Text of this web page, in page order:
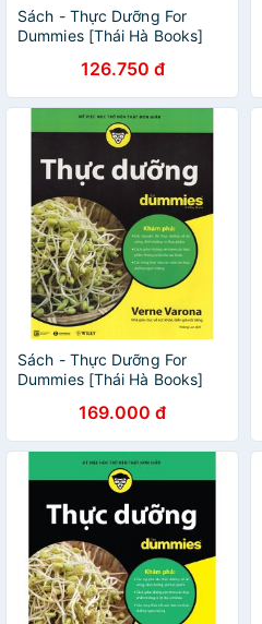
Sách - Thực Dưỡng For
Dummies [Thái Hà Books]
126.750 đ
Sách - Thực Dưỡng For
Dummies [Thái Hà Books]
169.000 đ